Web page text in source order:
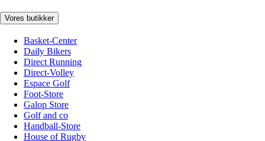
Vores butikker
Basket-Center
Daily Bikers
Direct Running
Direct-Volley
Espace Golf
Foot-Store
Galop Store
Golf and co
Handball-Store
House of Rugby